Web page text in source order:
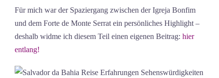
Für mich war der Spaziergang zwischen der Igreja Bonfim
und dem Forte de Monte Serrat ein persönliches Highlight –
deshalb widme ich diesem Teil einen eigenen Beitrag: hier
entlang!